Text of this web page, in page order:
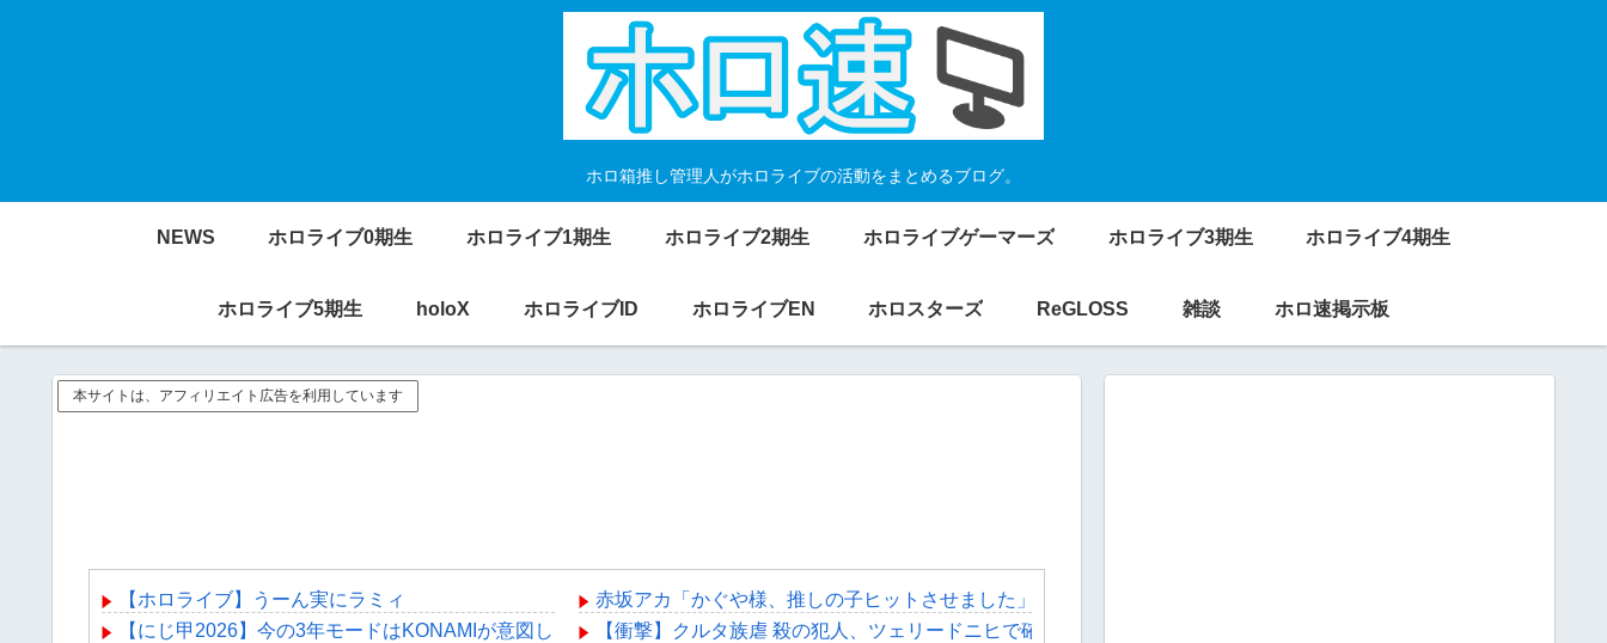
ホロ箱推し管理人がホロライブの活動をまとめるブログ。
NEWS ホロライブ0期生 ホロライブ1期生 ホロライブ2期生 ホロライブゲーマーズ ホロライブ3期生 ホロライブ4期生
ホロライブ5期生 holoX ホロライブID ホロライブEN ホロスターズ ReGLOSS 雑談 ホロ速掲示板
本サイトは、アフィリエイト広告を利用しています
【ホロライブ】うーん実にラミィ
【にじ甲2026】今の3年モードはKONAMIが意図したバランスなのか気になる
赤坂アカ「かぐや様、推しの子ヒットさせました」←この人がなぜか過小評価されてる理由
【衝撃】クルタ族虐 殺の犯人、ツェリードニヒで確定！クロロの演劇のせいで2人も無駄死ににwwww